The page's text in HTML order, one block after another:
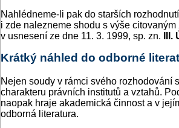
Nahlédneme-li pak do starších
i zde nalezneme shodu s výše citovaným
v usnesení ze dne 11. 3. 1999, sp. zn.
Krátký náhled do odborné
Nejen soudy v rámci svého rozhodování
charakteru právních institutů a vztahů.
naopak hraje akademická činnost a v
odborná literatura.